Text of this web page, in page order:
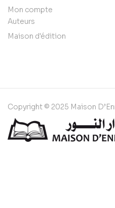
Mon compte
Auteurs
Maison d'édition
Copyright © 2025 Maison